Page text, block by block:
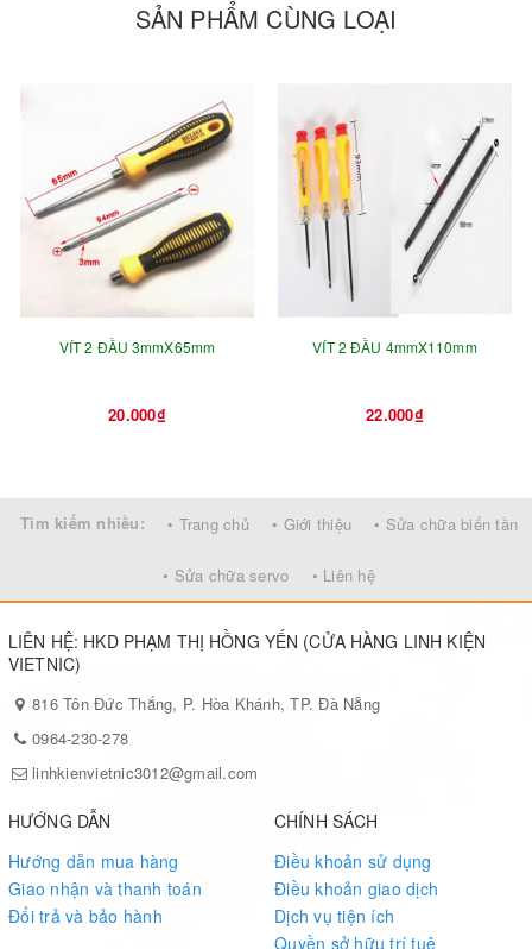
4WD, Xe robot 3WD...SẢN PHẨM CÙNG LOẠI
VÍT 2 ĐẦU 3mmX65mm
20.000₫
VÍT 2 ĐẦU 4mmX110mm
22.000₫
Tìm kiếm nhiều: • Trang chủ • Giới thiệu • Sửa chữa biến tần
• Sửa chữa servo • Liên hệ
LIÊN HỆ: HKD PHẠM THỊ HỒNG YẾN (CỬA HÀNG LINH KIỆN
VIETNIC)
816 Tôn Đức Thắng, P. Hòa Khánh, TP. Đà Nẵng
0964-230-278
linhkienvietnic3012@gmail.com
HƯỚNG DẪN
Hướng dẫn mua hàng
Giao nhận và thanh toán
Đổi trả và bảo hành
CHÍNH SÁCH
Điều khoản sử dụng
Điều khoản giao dịch
Dịch vụ tiện ích
Quyền sở hữu trí tuệ